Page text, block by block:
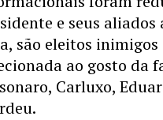
e seus
são eleitos
ao gosto da
Carluxo,